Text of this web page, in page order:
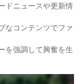
ドニュースや更新情
なコンテンツでファ
を強調して興奮を生